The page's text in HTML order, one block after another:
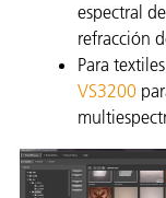
espectral
refracción
Para
VS3200